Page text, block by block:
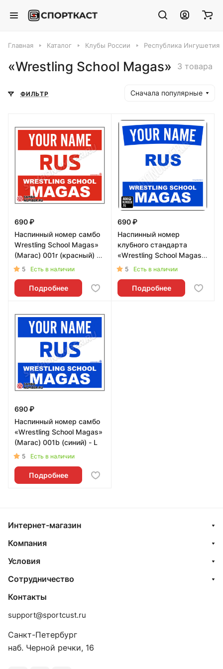
Главная Каталог Клубы России Республика Ингушетия
«Wrestling School Magas» 3 товара
ФИЛЬТР Сначала популярные
690 ₽
Наспинный номер самбо
Wrestling School Magas»
(Магас) 001r (красный) -
L 5 Есть в наличии
Подробнее
690 ₽
Наспинный номер
клубного стандарта
«Wrestling School Magas»
(Магас) 001b - L
5 Есть в наличии
Подробнее
690 ₽
Наспинный номер самбо
«Wrestling School Magas»
(Магас) 001b (синий) - L
5 Есть в наличии
Подробнее
Интернет-магазин
Компания
Условия
Сотрудничество
Контакты
support@sportcust.ru
Санкт-Петербург
наб. Черной речки, 16